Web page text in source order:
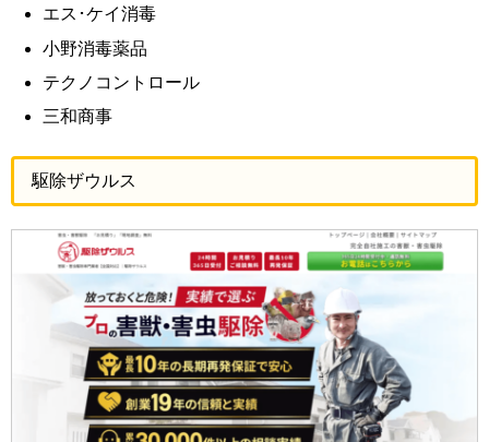
エス･ケイ消毒
小野消毒薬品
テクノコントロール
三和商事
駆除ザウルス